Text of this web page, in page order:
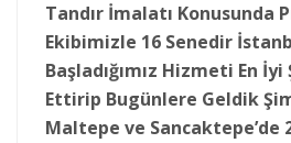
Tandır İmalatı Konusunda
Ekibimizle 16 Senedir
Başladığımız Hizmeti En
Ettirip Bugünlere Geldik
Maltepe ve Sancaktepe’de